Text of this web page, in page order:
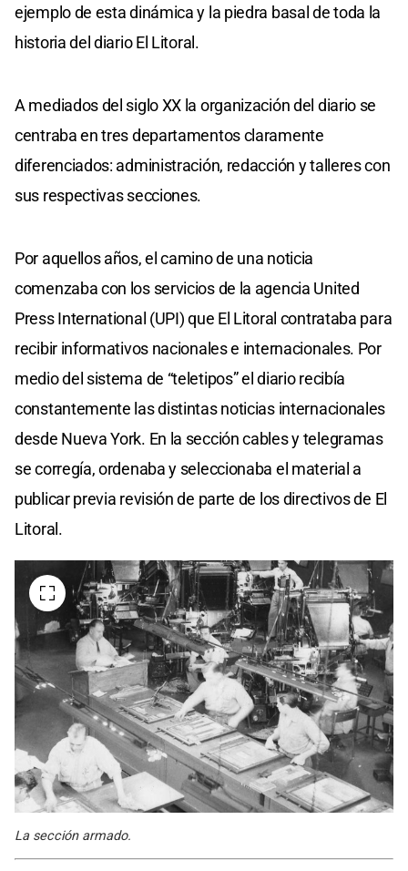
ejemplo de esta dinámica y la piedra basal de toda la
historia del diario El Litoral.
A mediados del siglo XX la organización del diario se
centraba en tres departamentos claramente
diferenciados: administración, redacción y talleres con
sus respectivas secciones.
Por aquellos años, el camino de una noticia
comenzaba con los servicios de la agencia United
Press International (UPI) que El Litoral contrataba para
recibir informativos nacionales e internacionales. Por
medio del sistema de “teletipos” el diario recibía
constantemente las distintas noticias internacionales
desde Nueva York. En la sección cables y telegramas
se corregía, ordenaba y seleccionaba el material a
publicar previa revisión de parte de los directivos de El
Litoral.
La sección armado.